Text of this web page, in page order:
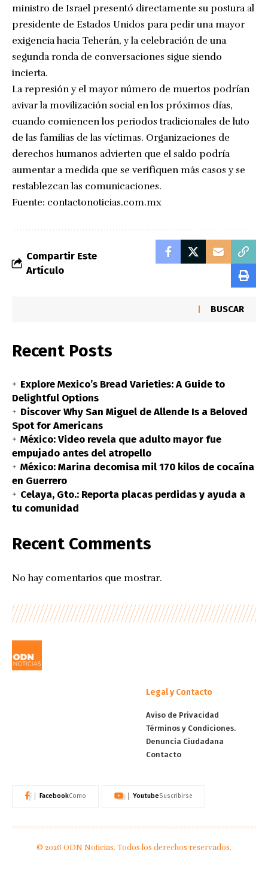
ministro de Israel presentó directamente su postura al
presidente de Estados Unidos para pedir una mayor
exigencia hacia Teherán, y la celebración de una
segunda ronda de conversaciones sigue siendo
incierta.
La represión y el mayor número de muertos podrían
avivar la movilización social en los próximos días,
cuando comiencen los periodos tradicionales de luto
de las familias de las víctimas. Organizaciones de
derechos humanos advierten que el saldo podría
aumentar a medida que se verifiquen más casos y se
restablezcan las comunicaciones.
Fuente: contactonoticias.com.mx
Compartir Este
Artículo
BUSCAR
Recent Posts
Explore Mexico’s Bread Varieties: A Guide to
Delightful Options
Discover Why San Miguel de Allende Is a Beloved
Spot for Americans
México: Video revela que adulto mayor fue
empujado antes del atropello
México: Marina decomisa mil 170 kilos de cocaína
en Guerrero
Celaya, Gto.: Reporta placas perdidas y ayuda a
tu comunidad
Recent Comments
No hay comentarios que mostrar.
Legal y Contacto
Aviso de Privacidad
Términos y Condiciones.
Denuncia Ciudadana
Contacto
FacebookComo YoutubeSuscribirse
© 2026 ODN Noticias. Todos los derechos reservados.